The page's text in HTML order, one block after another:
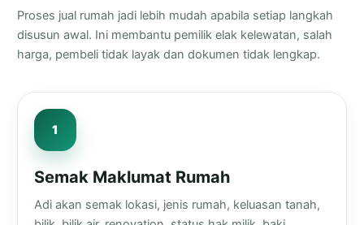
Proses jual rumah jadi lebih mudah apabila setiap langkah
disusun awal. Ini membantu pemilik elak kelewatan, salah
harga, pembeli tidak layak dan dokumen tidak lengkap.
Semak Maklumat Rumah
Adi akan semak lokasi, jenis rumah, keluasan tanah,